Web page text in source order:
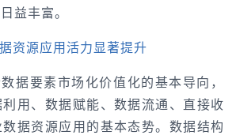
益丰富。
资源应用活力显著提升
据要素市场化价值化的基本导向，
用、数据赋能、数据流通、直接收
据资源应用的基本态势。数据结构